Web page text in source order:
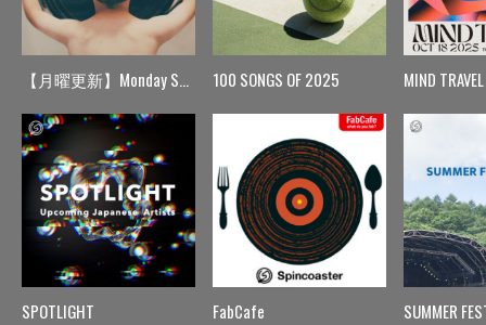
【月曜更新】Monday Spin
SPOTLIGHT
100 SONGS OF 2025
FabCafe
MIND TRAVEL
SUMMER